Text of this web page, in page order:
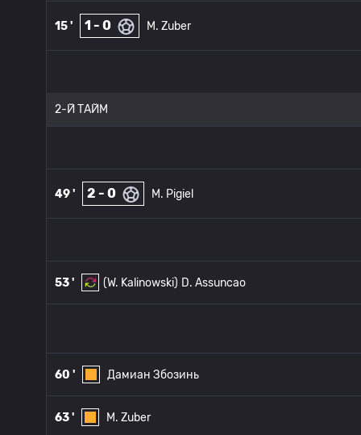
15 ' 1 - 0 M. Zuber
2-Й ТАЙМ
49 ' 2 - 0 M. Pigiel
53 ' (W. Kalinowski) D. Assuncao
60 ' Дамиан Збозинь
63 ' M. Zuber